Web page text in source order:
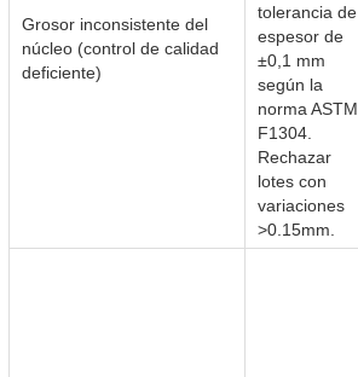
Grosor inconsistente del
núcleo (control de calidad
deficiente)
tolerancia de
espesor de
±0,1 mm
según la
norma ASTM
F1304.
Rechazar
lotes con
variaciones
>0.15mm.